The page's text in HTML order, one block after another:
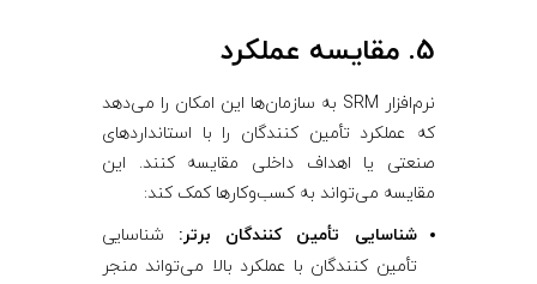
5. مقایسه عملکرد
نرم‌افزار SRM به سازمان‌ها این امکان را می‌دهد
که عملکرد تأمین ‌کنندگان را با استانداردهای
صنعتی یا اهداف داخلی مقایسه کنند. این
مقایسه می‌تواند به کسب‌وکارها کمک کند:
شناسایی تأمین ‌کنندگان برتر: شناسایی
تأمین ‌کنندگان با عملکرد بالا می‌تواند منجر